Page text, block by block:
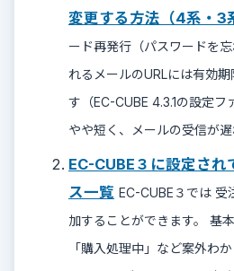
変更する方法（4系・3
ード再発行（パスワードを
れるメールのURLには有効
す（EC-CUBE 4.3.1の設定
やや短く、メールの受信が
EC-CUBE３に設定され
ス一覧 EC-CUBE３では 受
加することができます。 基
「購入処理中」など案外わ